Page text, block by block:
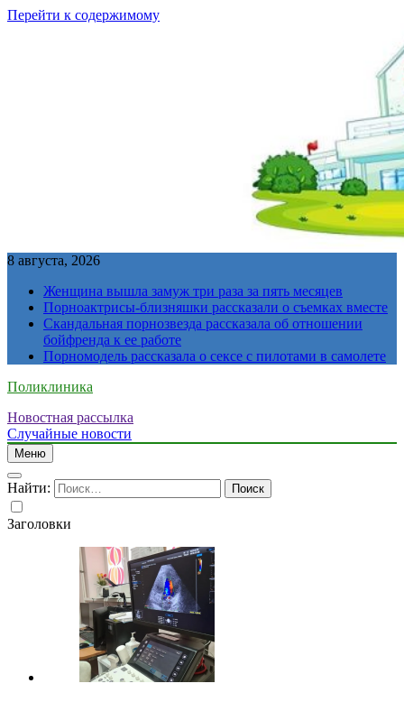
Перейти к содержимому
8 августа, 2026
Женщина вышла замуж три раза за пять месяцев
Порноактрисы-близняшки рассказали о съемках вместе
Скандальная порнозвезда рассказала об отношении
бойфренда к ее работе
Порномодель рассказала о сексе с пилотами в самолете
Поликлиника
Новостная рассылка
Случайные новости
Меню
Найти:
Заголовки